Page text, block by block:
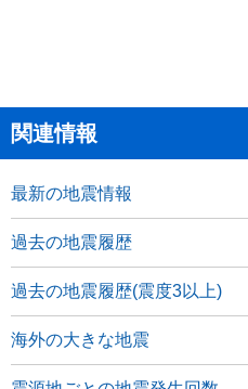
関連情報
最新の地震情報
過去の地震履歴
過去の地震履歴(震度3以上)
海外の大きな地震